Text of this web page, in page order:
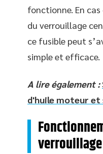
fonctionne. En
du verrouillage
ce fusible peut
simple et efficace.
A lire également :
d'huile moteur